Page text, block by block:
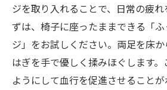
ジを取り入れることで、日常の疲
ずは、椅子に座ったままできる「
ジ」をお試しください。両足を床
はぎを手で優しく揉みほぐします
ようにして血行を促進させること